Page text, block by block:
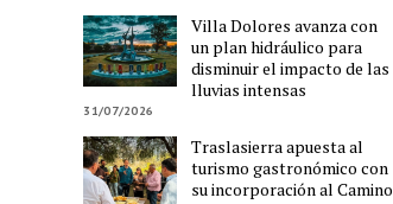
Villa Dolores avanza con
un plan hidráulico para
disminuir el impacto de las
lluvias intensas
31/07/2026
Traslasierra apuesta al
turismo gastronómico con
su incorporación al Camino